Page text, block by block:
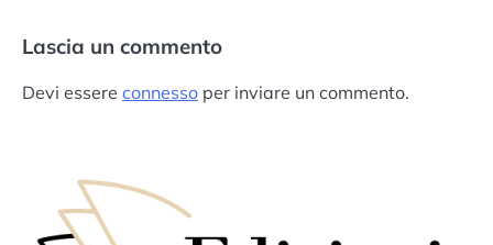
Lascia un commento
Devi essere connesso per inviare un commento.